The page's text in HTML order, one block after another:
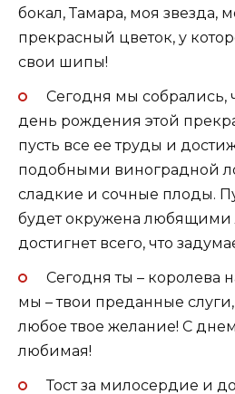
бокал, Тамара, моя звезда,
прекрасный цветок, у
свои шипы!
Сегодня мы собрались,
день рождения этой
пусть все ее труды и
подобными виноградной
сладкие и сочные плоды.
будет окружена
достигнет всего, что
Сегодня ты – королева
мы – твои преданные
любое твое желание! С
любимая!
Тост за милосердие и